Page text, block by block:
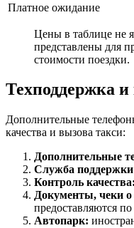
Платное ожидание
Цены в таблице не
представлены для
стоимости поездки.
Техподдержка и
Дополнительные
качества и вызова такси:
Дополнительные
Служба
Контроль качества:
Документы, чеки о
предоставляются по
Автопарк: